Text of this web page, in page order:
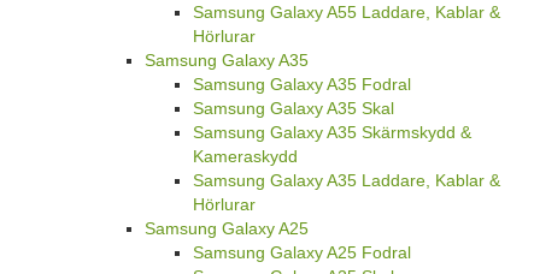
Samsung Galaxy A55 Laddare, Kablar &
Hörlurar
Samsung Galaxy A35
Samsung Galaxy A35 Fodral
Samsung Galaxy A35 Skal
Samsung Galaxy A35 Skärmskydd &
Kameraskydd
Samsung Galaxy A35 Laddare, Kablar &
Hörlurar
Samsung Galaxy A25
Samsung Galaxy A25 Fodral